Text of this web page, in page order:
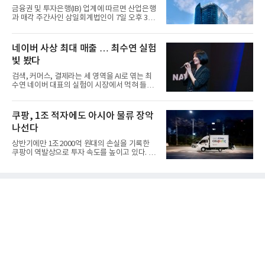
금융권 및 투자은행(IB) 업계에 따르면 산업은행
과 매각 주간사인 삼일회계법인이 7일 오후 3시
네이버 사상 최대 매출 … 최수연 실험
빛 봤다
검색, 커머스, 결제라는 세 영역을 AI로 엮는 최
수연 네이버 대표의 실험이 시장에서 먹혀 들어
쿠팡, 1조 적자에도 아시아 물류 장악
나선다
상반기에만 1조2000억 원대의 손실을 기록한
쿠팡이 역발상으로 투자 속도를 높이고 있다. 이